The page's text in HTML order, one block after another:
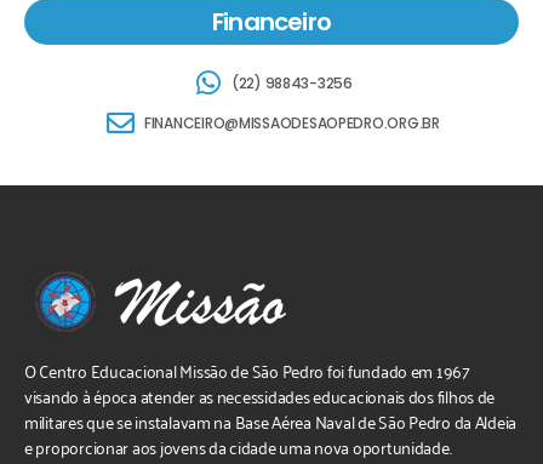
Financeiro
(22) 98843-3256
FINANCEIRO@MISSAODESAOPEDRO.ORG.BR
O Centro Educacional Missão de São Pedro foi fundado em 1967
visando à época atender as necessidades educacionais dos filhos de
militares que se instalavam na Base Aérea Naval de São Pedro da Aldeia
e proporcionar aos jovens da cidade uma nova oportunidade.